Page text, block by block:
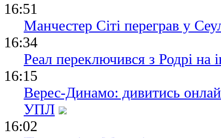
16:51
Манчестер Сіті переграв у
16:34
Реал переключився з Родрі на
16:15
Верес-Динамо: дивитись
УПЛ
16:02